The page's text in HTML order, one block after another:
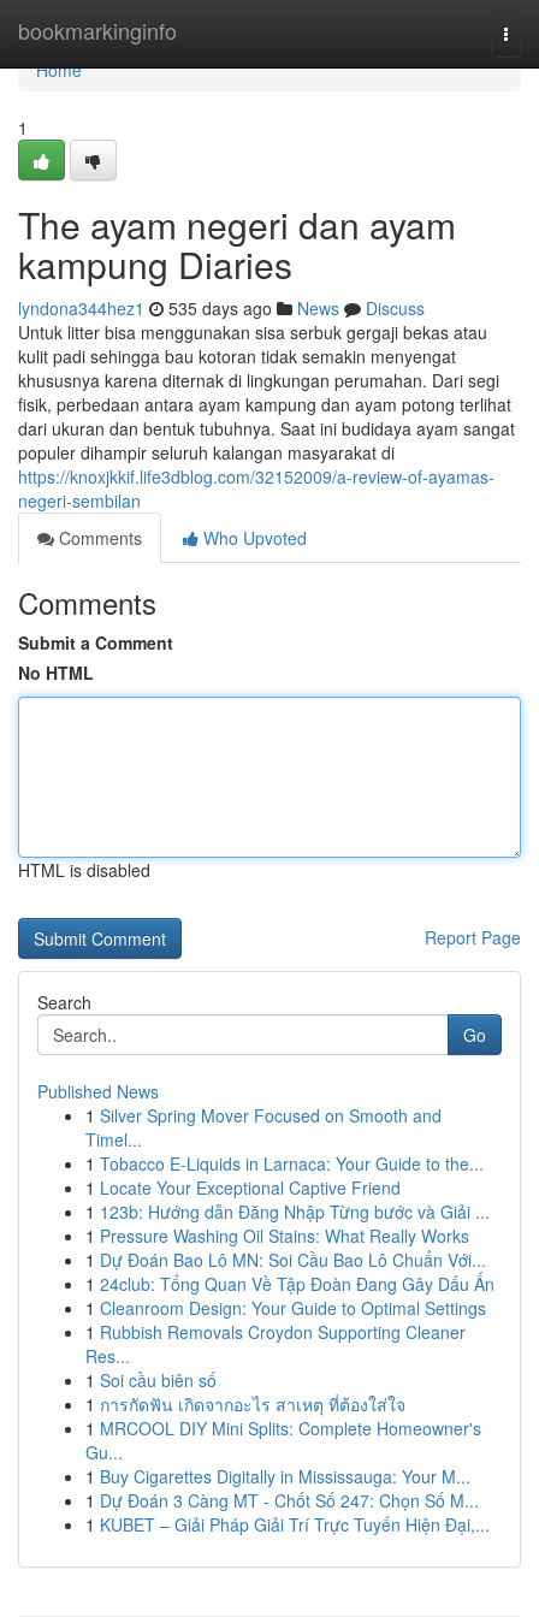
bookmarkinginfo
Home
Home
1
The ayam negeri dan ayam
kampung Diaries
lyndona344hez1 535 days ago News
Discuss
Untuk litter bisa menggunakan sisa serbuk gergaji bekas atau
kulit padi sehingga bau kotoran tidak semakin menyengat
khususnya karena diternak di lingkungan perumahan. Dari segi
fisik, perbedaan antara ayam kampung dan ayam potong terlihat
dari ukuran dan bentuk tubuhnya. Saat ini budidaya ayam sangat
populer dihampir seluruh kalangan masyarakat di
https://knoxjkkif.life3dblog.com/32152009/a-review-of-ayamas-
negeri-sembilan
Comments
Who Upvoted
Comments
Submit a Comment
No HTML
HTML is disabled
Report Page
Search
Go
Published News
1 Silver Spring Mover Focused on Smooth and
Timel...
1 Tobacco E-Liquids in Larnaca: Your Guide to the...
1 Locate Your Exceptional Captive Friend
1 123b: Hướng dẫn Đăng Nhập Từng bước và Giải ...
1 Pressure Washing Oil Stains: What Really Works
1 Dự Đoán Bao Lô MN: Soi Cầu Bao Lô Chuẩn Với...
1 24club: Tổng Quan Về Tập Đoàn Đang Gây Dấu Ấn
1 Cleanroom Design: Your Guide to Optimal Settings
1 Rubbish Removals Croydon Supporting Cleaner
Res...
1 Soi cầu biên số
1 การกัดฟัน เกิดจากอะไร สาเหตุ ที่ต้องใส่ใจ
1 MRCOOL DIY Mini Splits: Complete Homeowner's
Gu...
1 Buy Cigarettes Digitally in Mississauga: Your M...
1 Dự Đoán 3 Càng MT - Chốt Số 247: Chọn Số M...
1 KUBET – Giải Pháp Giải Trí Trực Tuyến Hiện Đại,...